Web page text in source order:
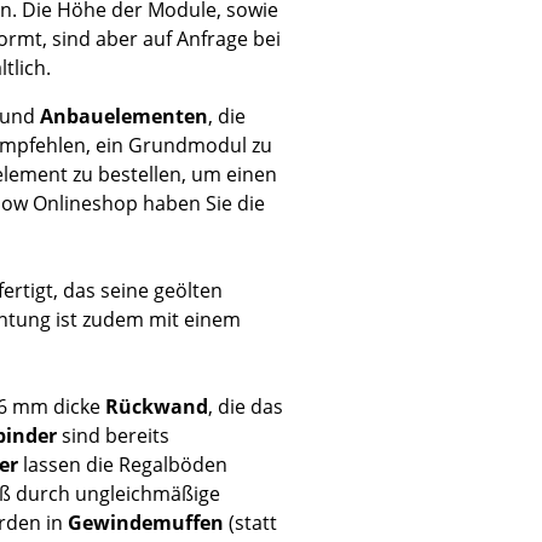
Unternehmen
Über uns
Arbeiten bei smow
Newsletter
Impressum
Die Höhe der Module, sowie
sind aber auf Anfrage bei
Anbauelementen, die
ein Grundmodul zu
zu bestellen, um einen
Onlineshop haben Sie die
das seine geölten
ist zudem mit einem
mm dicke Rückwand, die das
sind bereits
lassen die Regalböden
durch ungleichmäßige
in Gewindemuffen (statt